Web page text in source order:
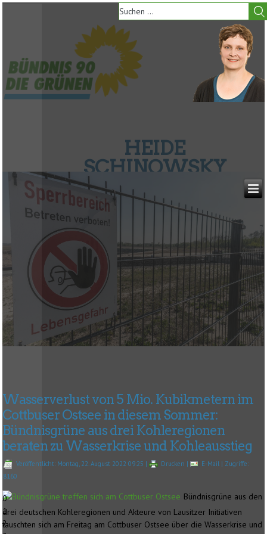
HEIDE
SCHINOWSKY
0
1
2
Wasserverlust von 5 Mio. Kubikmetern im
Cottbuser Ostsee in diesem Sommer:
Bündnisgrüne aus drei Kohleregionen
beraten zu Wasserkrise und Kohleausstieg
Veröffentlicht: Montag, 22. August 2022 09:25 | Drucken | E-Mail | Zugriffe:
8160
Bündnisgrüne aus den
drei deutschen Kohleregionen und Akteure von Lausitzer Initiativen
tauschten sich am Freitag am Cottbuser Ostsee über die Wasserkrise und